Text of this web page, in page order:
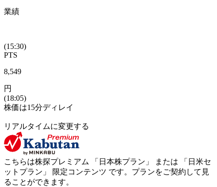
業績
(15:30)
PTS
8,549
円
(18:05)
株価は15分ディレイ
リアルタイムに変更する
こちらは株探プレミアム 「 日本株プラン 」 または 「 日米セ
ットプラン 」 限定コンテンツ です。プランをご契約して見
ることができます。